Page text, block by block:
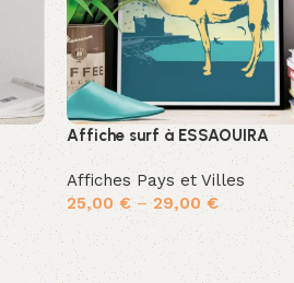
Affiche surf à ESSAOUIRA
Affiches Pays et Villes
25,00€–29,00€
Choix des options